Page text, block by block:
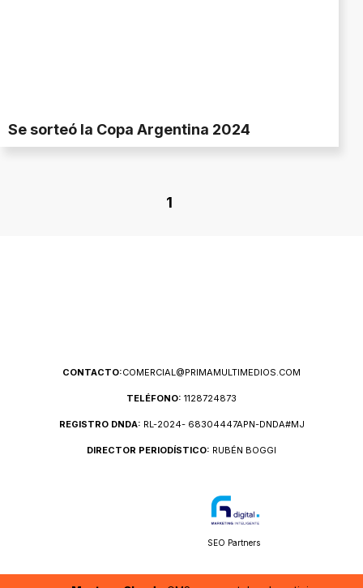
Se sorteó la Copa Argentina 2024
1
CONTACTO:COMERCIAL@PRIMAMULTIMEDIOS.COM
TELÉFONO: 1128724873
REGISTRO DNDA: RL-2024- 68304447APN-DNDA#MJ
DIRECTOR PERIODÍSTICO: RUBÉN BOGGI
SEO Partners